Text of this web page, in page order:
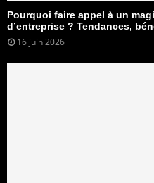
Pourquoi faire appel à un
d’entreprise ? Tendances,
16 juin 2026